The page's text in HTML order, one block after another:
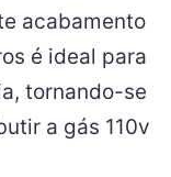
acabamento
é ideal para
tornando-se
a gás 110v